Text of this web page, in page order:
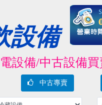
設備
備/中古設備買
中古專賣